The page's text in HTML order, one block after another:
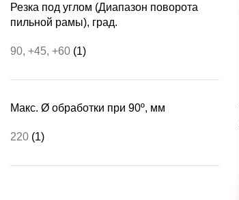
Резка под углом (Диапазон поворота
пильной рамы), град.
90, +45, +60 (1)
Макс. Ø обработки при 90º, мм
220 (1)